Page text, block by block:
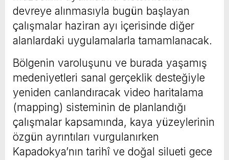
devreye alınmasıyla bugün başlayan
çalışmalar haziran ayı içerisinde diğer
alanlardaki uygulamalarla tamamlanacak.
Bölgenin varoluşunu ve burada yaşamış
medeniyetleri sanal gerçeklik desteğiyle
yeniden canlandıracak video haritalama
(mapping) sisteminin de planlandığı
çalışmalar kapsamında, kaya yüzeylerinin
özgün ayrıntıları vurgulanırken
Kapadokya’nın tarihî ve doğal silueti gece